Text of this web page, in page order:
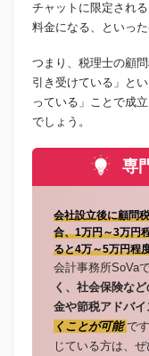
チャットに限定され
料金になる、といっ
つまり、税理士の顧
引き受けている」と
っている」ことで成
でしょう。
専
会社設立後に顧問
合、1万円～3万円
ると4万～5万円程
会計事務所SoVaで
く、社会保険な
金や節税アドバ
くことが可能で
じている方は、